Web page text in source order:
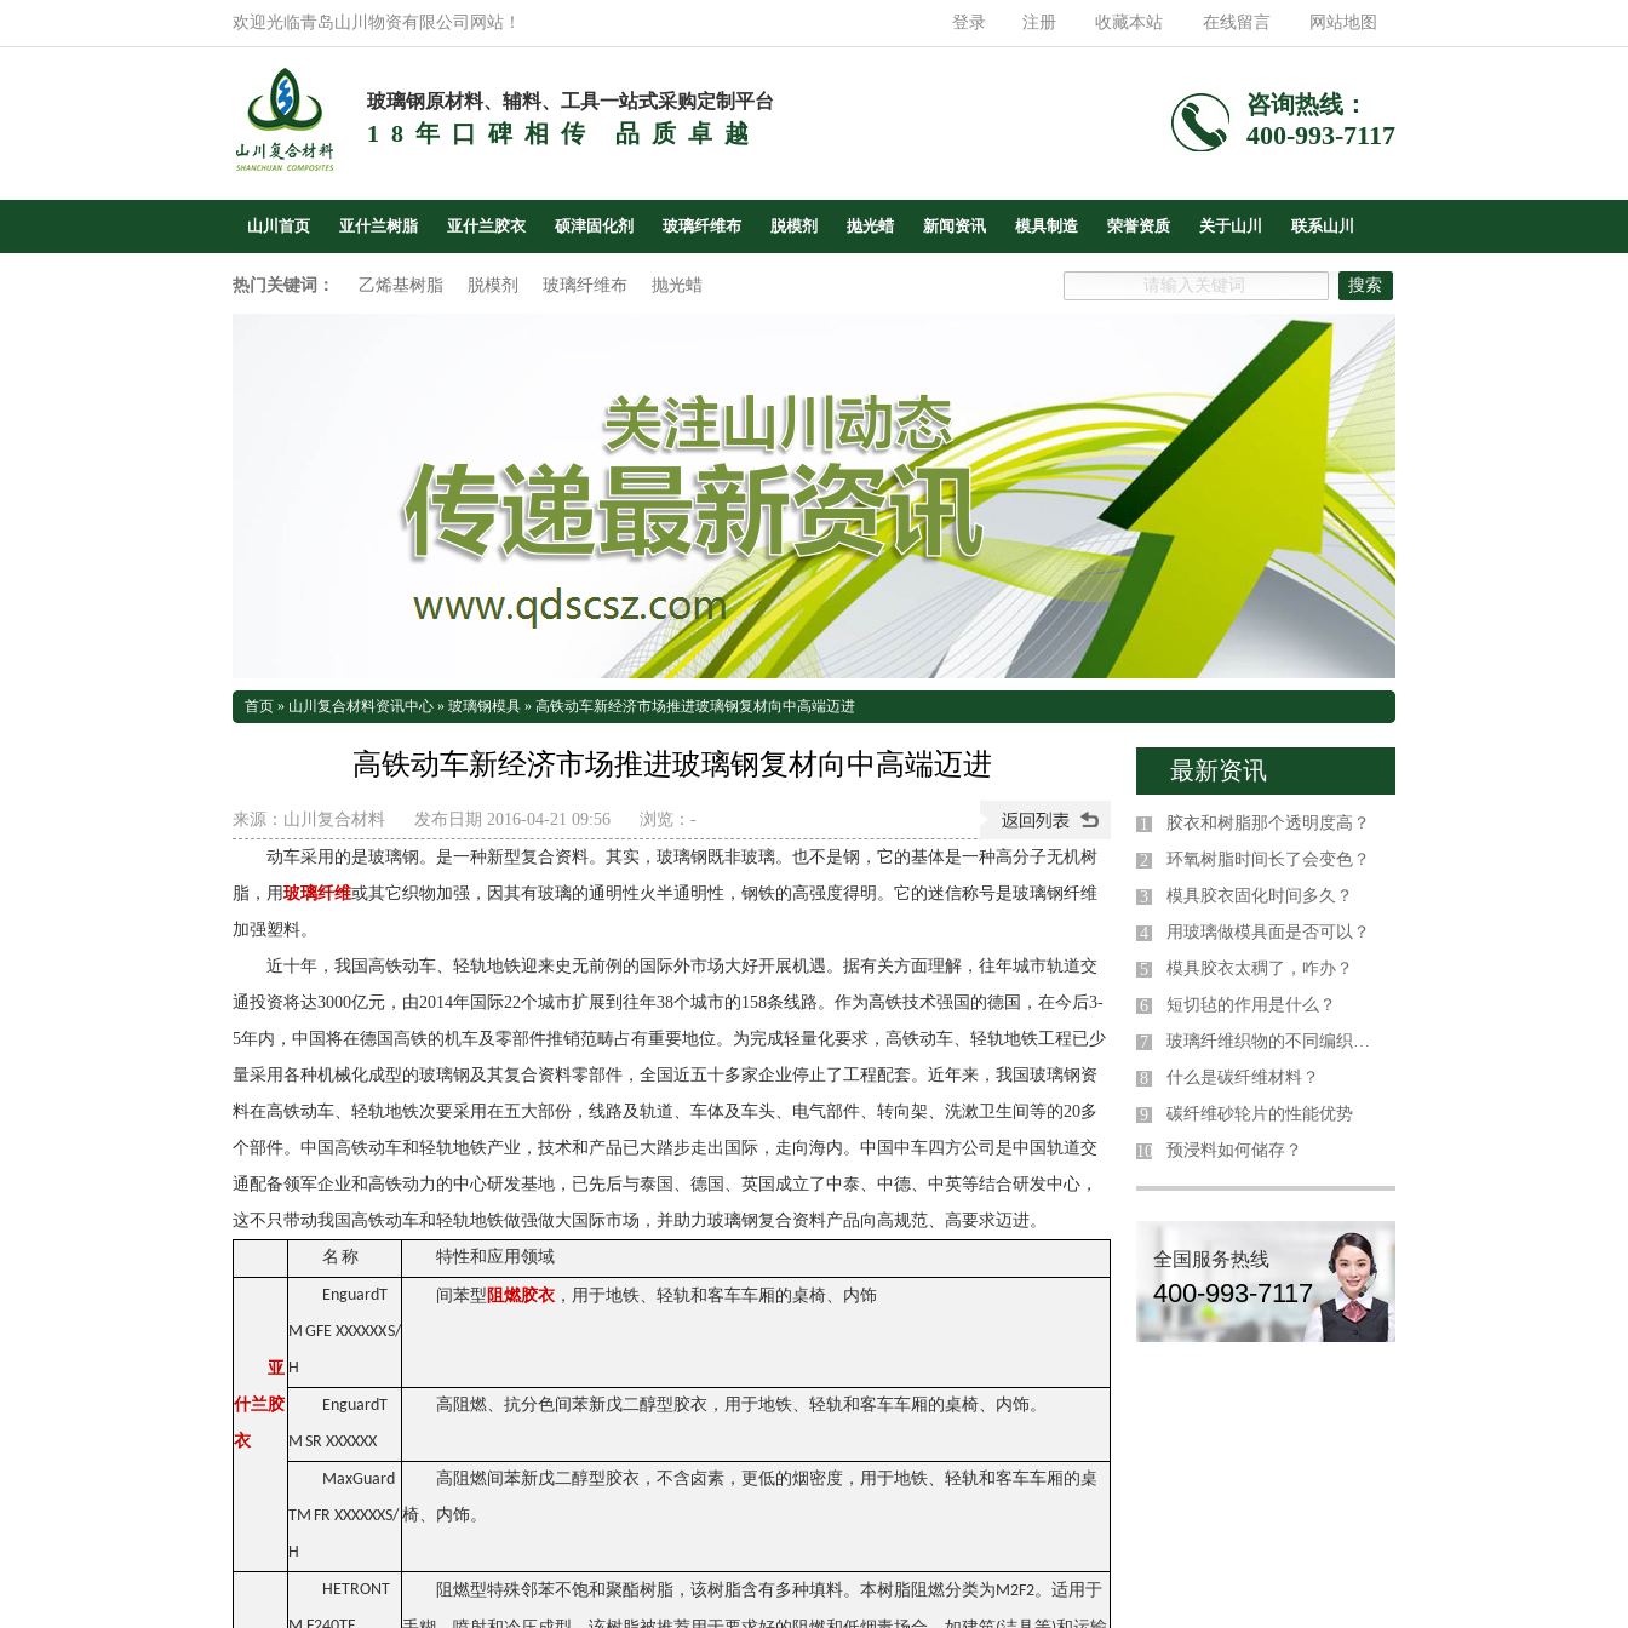
登录 注册 收藏本站 在线留言 网站地图
欢迎光临青岛山川物资有限公司网站！
玻璃钢原材料、辅料、工具一站式采购定制平台
18年口碑相传 品质卓越
咨询热线：
400-993-7117
山川首页 亚什兰树脂 亚什兰胶衣 硕津固化剂 玻璃纤维布 脱模剂 抛光蜡 新闻资讯 模具制造 荣誉资质 关于山川 联系山川
热门关键词： 乙烯基树脂 脱模剂 玻璃纤维布 抛光蜡
首页 » 山川复合材料资讯中心 » 玻璃钢模具 » 高铁动车新经济市场推进玻璃钢复材向中高端迈进
高铁动车新经济市场推进玻璃钢复材向中高端迈进
来源： 山川复合材料 发布日期 2016-04-21 09:56 浏览： -
动车采用的是玻璃钢。是一种新型复合资料。其实，玻璃钢既非玻璃。也不是钢，它的基体是一种高分子无机树
脂，用玻璃纤维或其它织物加强，因其有玻璃的通明性火半通明性，钢铁的高强度得明。它的迷信称号是玻璃钢纤维
加强塑料。
近十年，我国高铁动车、轻轨地铁迎来史无前例的国际外市场大好开展机遇。据有关方面理解，往年城市轨道交
通投资将达3000亿元，由2014年国际22个城市扩展到往年38个城市的158条线路。作为高铁技术强国的德国，在今后3-
5年内，中国将在德国高铁的机车及零部件推销范畴占有重要地位。为完成轻量化要求，高铁动车、轻轨地铁工程已少
量采用各种机械化成型的玻璃钢及其复合资料零部件，全国近五十多家企业停止了工程配套。近年来，我国玻璃钢资
料在高铁动车、轻轨地铁次要采用在五大部份，线路及轨道、车体及车头、电气部件、转向架、洗漱卫生间等的20多
个部件。中国高铁动车和轻轨地铁产业，技术和产品已大踏步走出国际，走向海内。中国中车四方公司是中国轨道交
通配备领军企业和高铁动力的中心研发基地，已先后与泰国、德国、英国成立了中泰、中德、中英等结合研发中心，
这不只带动我国高铁动车和轻轨地铁做强做大国际市场，并助力玻璃钢复合资料产品向高规范、高要求迈进。
名 称 特性和应用领域
亚
什兰胶
衣
EnguardT
M GFE XXXXXX S/
H
间苯型 阻燃胶衣 ，用于地铁、轻轨和客车车厢的桌椅、内饰
EnguardT
M SR XXXXXX
高阻燃、抗分色间苯新戊二醇型胶衣，用于地铁、轻轨和客车车厢的桌椅、内饰。
MaxGuard
TM FR XXXXXXS/
H
高阻燃间苯新戊二醇型胶衣，不含卤素，更低的烟密度，用于地铁、轻轨和客车车厢的桌
椅、内饰。
HETRONT
阻燃型特殊邻苯不饱和聚酯树脂，该树脂含有多种填料。本树脂阻燃分类为M2F2。适用于
最新资讯
1 胶衣和树脂那个透明度高？
2 环氧树脂时间长了会变色？
3 模具胶衣固化时间多久？
4 用玻璃做模具面是否可以？
5 模具胶衣太稠了，咋办？
6 短切毡的作用是什么？
7 玻璃纤维织物的不同编织方式
8 什么是碳纤维材料？
9 碳纤维砂轮片的性能优势
10 预浸料如何储存？
全国服务热线
400-993-7117